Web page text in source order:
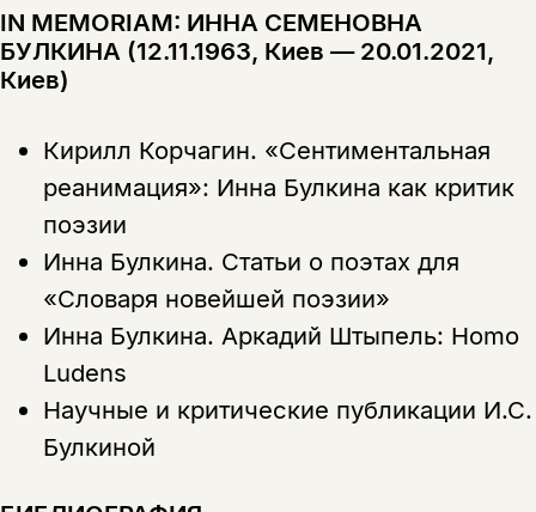
IN MEMORIAM: ИННА СЕМЕНОВНА
БУЛКИНА (12.11.1963, Киев — 20.01.2021,
Киев)
Кирилл Корчагин. «Сентиментальная
реанимация»: Инна Булкина как критик
поэзии
Инна Булкина. Статьи о поэтах для
«Словаря новейшей поэзии»
Инна Булкина. Аркадий Штыпель: Homo
Ludens
Научные и критические публикации И.С.
Булкиной